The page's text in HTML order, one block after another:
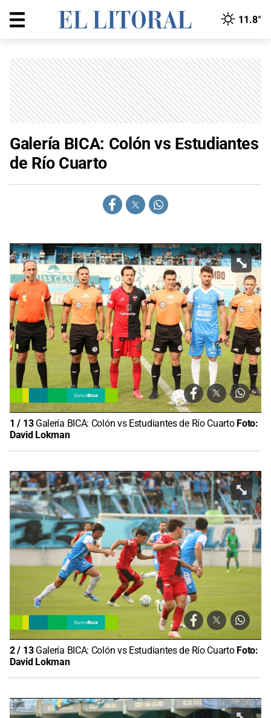
11.8°
Galería BICA: Colón vs Estudiantes
de Río Cuarto
1 / 13 Galería BICA: Colón vs Estudiantes de Río Cuarto Foto:
David Lokman
2/ 13 Galería BICA: Colón vs Estudiantes de Río Cuarto Foto:
David Lokman